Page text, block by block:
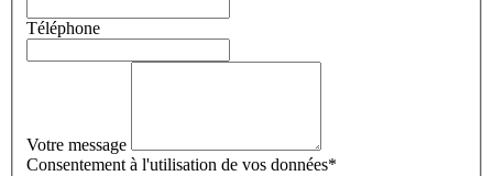
Téléphone
Votre message
Consentement à l'utilisation de vos données*